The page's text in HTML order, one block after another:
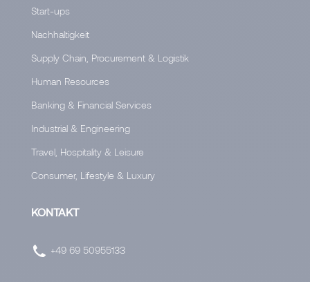
Start-ups
Nachhaltigkeit
Supply Chain, Procurement & Logistik
Human Resources
Banking & Financial Services
Industrial & Engineering
Travel, Hospitality & Leisure
Consumer, Lifestyle & Luxury
KONTAKT
+49 69 50955133